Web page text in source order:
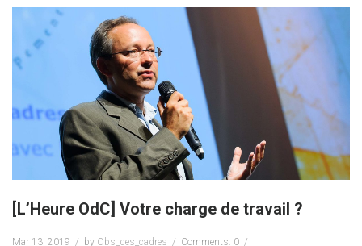
[L’Heure OdC] Votre charge de travail ?
Mar 13, 2019 by Obs_des_cadres Comments: 0